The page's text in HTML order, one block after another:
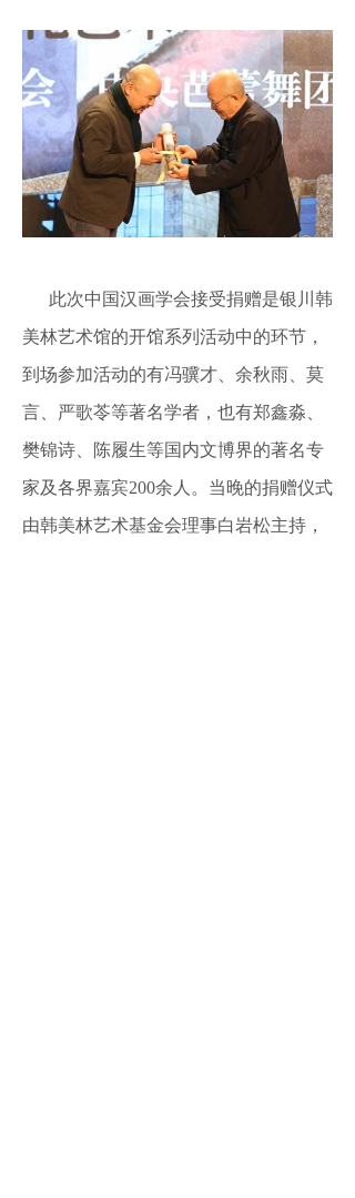
此次中国汉画学会接受捐赠是银川韩
美林艺术馆的开馆系列活动中的环节，
到场参加活动的有冯骥才、余秋雨、莫
言、严歌苓等著名学者，也有郑鑫淼、
樊锦诗、陈履生等国内文博界的著名专
家及各界嘉宾200余人。当晚的捐赠仪式
由韩美林艺术基金会理事白岩松主持，